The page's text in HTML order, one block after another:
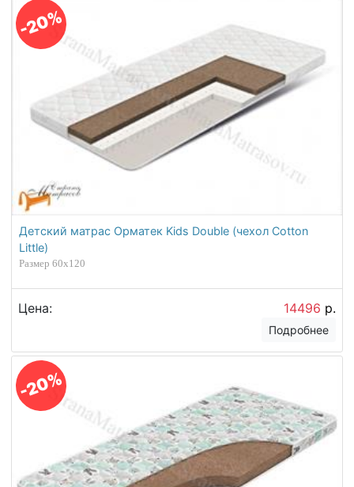
-20%
Детский матрас Орматек Kids Double (чехол Cotton
Little)
Размер 60х120
Цена: 14496 р.
Подробнее
-20%